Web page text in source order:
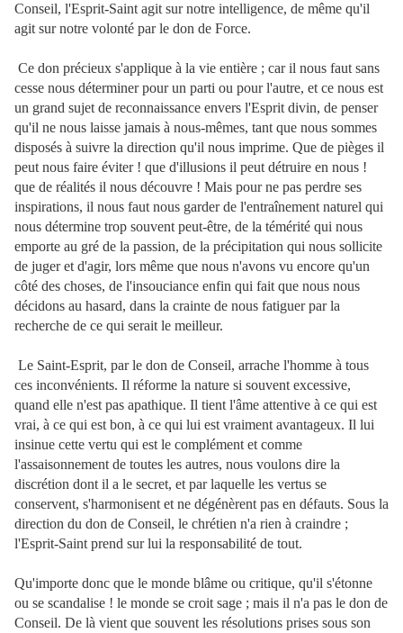
Conseil, l'Esprit-Saint agit sur notre intelligence, de même qu'il
agit sur notre volonté par le don de Force.
Ce don précieux s'applique à la vie entière ; car il nous faut sans
cesse nous déterminer pour un parti ou pour l'autre, et ce nous est
un grand sujet de reconnaissance envers l'Esprit divin, de penser
qu'il ne nous laisse jamais à nous-mêmes, tant que nous sommes
disposés à suivre la direction qu'il nous imprime. Que de pièges il
peut nous faire éviter ! que d'illusions il peut détruire en nous !
que de réalités il nous découvre ! Mais pour ne pas perdre ses
inspirations, il nous faut nous garder de l'entraînement naturel qui
nous détermine trop souvent peut-être, de la témérité qui nous
emporte au gré de la passion, de la précipitation qui nous sollicite
de juger et d'agir, lors même que nous n'avons vu encore qu'un
côté des choses, de l'insouciance enfin qui fait que nous nous
décidons au hasard, dans la crainte de nous fatiguer par la
recherche de ce qui serait le meilleur.
Le Saint-Esprit, par le don de Conseil, arrache l'homme à tous
ces inconvénients. Il réforme la nature si souvent excessive,
quand elle n'est pas apathique. Il tient l'âme attentive à ce qui est
vrai, à ce qui est bon, à ce qui lui est vraiment avantageux. Il lui
insinue cette vertu qui est le complément et comme
l'assaisonnement de toutes les autres, nous voulons dire la
discrétion dont il a le secret, et par laquelle les vertus se
conservent, s'harmonisent et ne dégénèrent pas en défauts. Sous la
direction du don de Conseil, le chrétien n'a rien à craindre ;
l'Esprit-Saint prend sur lui la responsabilité de tout.
Qu'importe donc que le monde blâme ou critique, qu'il s'étonne
ou se scandalise ! le monde se croit sage ; mais il n'a pas le don de
Conseil. De là vient que souvent les résolutions prises sous son